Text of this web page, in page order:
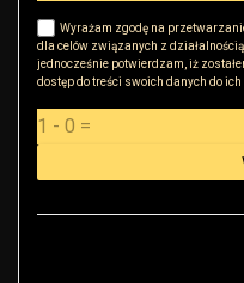
Wyrażam zgodę na
dla celów związanych z
jednocześnie potwierdzam, iż
dostęp do treści swoich danych do